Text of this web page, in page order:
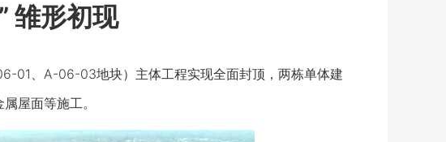
雏形初现
01、A-06-03地块）主体工程实现全面封顶，两栋单体建
屋面等施工。